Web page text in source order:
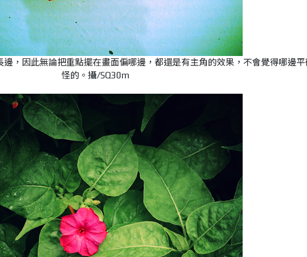
，因此無論把重點擺在畫面偏哪邊，都還是有主角的效果，不會覺得哪邊平
怪的。攝/SQ30m